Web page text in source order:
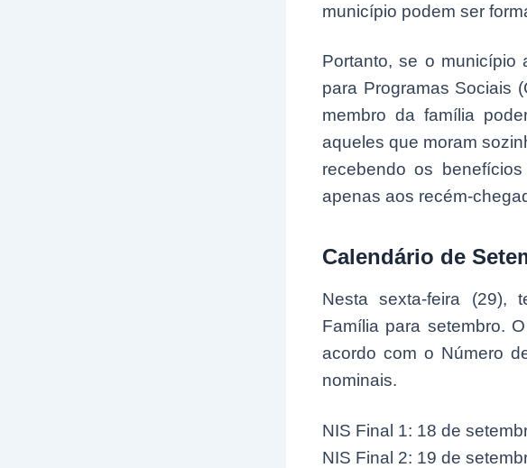
município podem ser
Portanto, se o município
para Programas Sociais
membro da família
aqueles que moram
recebendo os
apenas aos recém-
Calendário de
Nesta sexta-feira (29),
Família para setembro.
acordo com o Número
nominais.
NIS Final 1: 18 de
NIS Final 2: 19 de